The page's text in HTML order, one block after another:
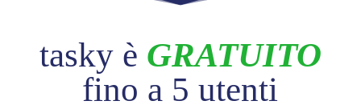
tasky è GRATUITO
fino a 5 utenti